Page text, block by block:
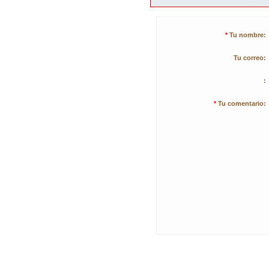
* Tu nombre:
Tu correo:
:
* Tu comentario: